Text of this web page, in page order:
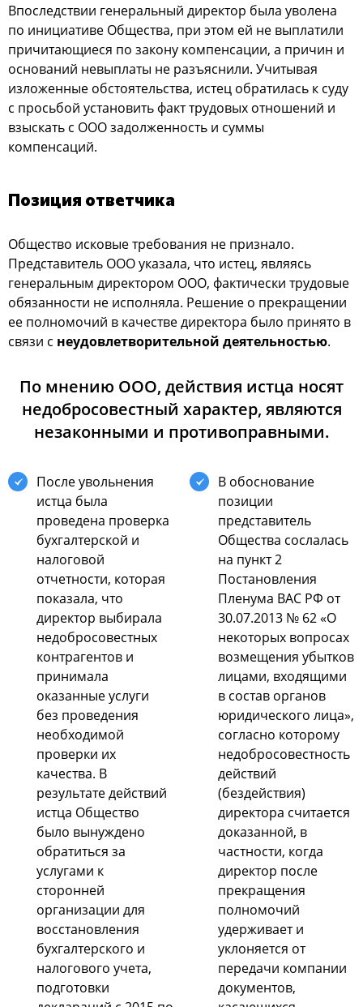
Впоследствии генеральный директор была уволена
по инициативе Общества, при этом ей не выплатили
причитающиеся по закону компенсации, а причин и
оснований невыплаты не разъяснили. Учитывая
изложенные обстоятельства, истец обратилась к суду
с просьбой установить факт трудовых отношений и
взыскать с ООО задолженность и суммы
компенсаций.
Позиция ответчика
Общество исковые требования не признало.
Представитель ООО указала, что истец, являясь
генеральным директором ООО, фактически трудовые
обязанности не исполняла. Решение о прекращении
ее полномочий в качестве директора было принято в
связи с неудовлетворительной деятельностью.
По мнению ООО, действия истца носят
недобросовестный характер, являются
незаконными и противоправными.
После увольнения
истца была
проведена проверка
бухгалтерской и
налоговой
отчетности, которая
показала, что
директор выбирала
недобросовестных
контрагентов и
принимала
оказанные услуги
без проведения
необходимой
проверки их
качества. В
результате действий
истца Общество
было вынуждено
обратиться за
услугами к
сторонней
организации для
восстановления
бухгалтерского и
налогового учета,
подготовки
В обоснование
позиции
представитель
Общества сослалась
на пункт 2
Постановления
Пленума ВАС РФ от
30.07.2013 № 62 «О
некоторых вопросах
возмещения убытков
лицами, входящими
в состав органов
юридического лица»,
согласно которому
недобросовестность
действий
(бездействия)
директора считается
доказанной, в
частности, когда
директор после
прекращения
полномочий
удерживает и
уклоняется от
передачи компании
документов,